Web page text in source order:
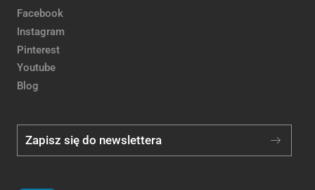
Facebook
Instagram
Pinterest
Youtube
Blog
Zapisz się do newslettera